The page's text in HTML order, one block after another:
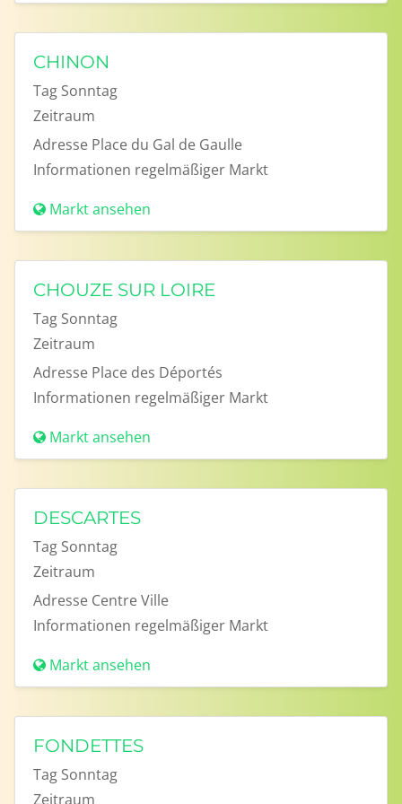
CHINON
Tag Sonntag
Zeitraum
Adresse Place du Gal de Gaulle
Informationen regelmäßiger Markt
Markt ansehen
CHOUZE SUR LOIRE
Tag Sonntag
Zeitraum
Adresse Place des Déportés
Informationen regelmäßiger Markt
Markt ansehen
DESCARTES
Tag Sonntag
Zeitraum
Adresse Centre Ville
Informationen regelmäßiger Markt
Markt ansehen
FONDETTES
Tag Sonntag
Zeitraum